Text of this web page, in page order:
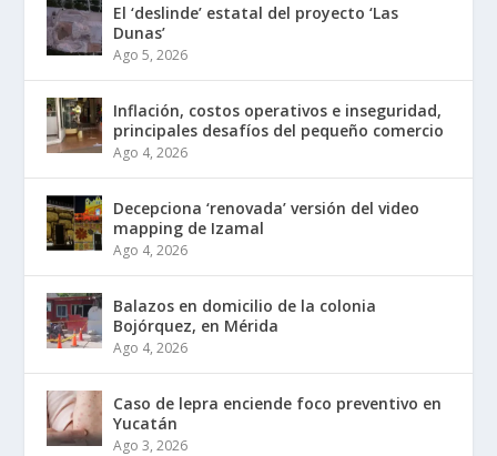
El ‘deslinde’ estatal del proyecto ‘Las
Dunas’
Ago 5, 2026
Inflación, costos operativos e inseguridad,
principales desafíos del pequeño comercio
Ago 4, 2026
Decepciona ‘renovada’ versión del video
mapping de Izamal
Ago 4, 2026
Balazos en domicilio de la colonia
Bojórquez, en Mérida
Ago 4, 2026
Caso de lepra enciende foco preventivo en
Yucatán
Ago 3, 2026